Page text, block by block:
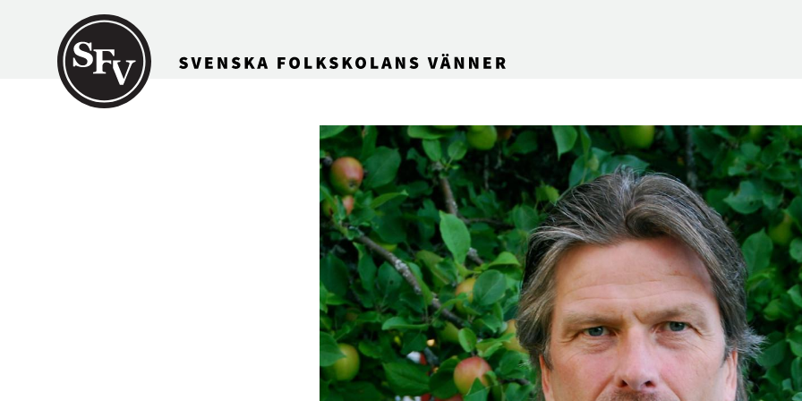
Gå till innehållet